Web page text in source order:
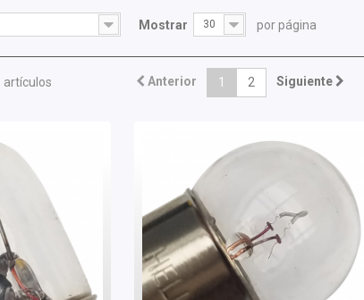
Mostrar 30 por página
Anterior 1 2 Siguiente
artículos